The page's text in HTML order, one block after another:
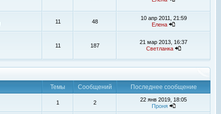
11 48
10 апр 2011, 21:59
Елена
11 187
21 мар 2013, 16:37
Светланка
Темы Сообщений Последнее сообщение
1 2
22 янв 2019, 18:05
Проня